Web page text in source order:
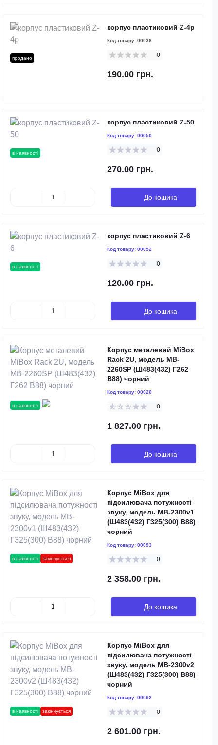
продано
корпус пластиковий Z-4p
Код товару: 00038
0
190.00 грн.
в наявності
корпус пластиковий Z-50
Код товару: 00050
0
270.00 грн.
До кошика
в наявності
корпус пластиковий Z-6
Код товару: 00052
0
120.00 грн.
До кошика
в наявності
Корпус металевий MiBox
Rack 2U, модель MB-
2260SP (Ш483(432) Г262
В88) чорний
Код товару: 00020
0
1 827.00 грн.
До кошика
в наявності закінчується
Корпус MiBox для
підсилювача потужності
звуку, модель MB-2300v1
(Ш483(432) Г325(300) В88)
чорний
Код товару: 00093
0
2 358.00 грн.
До кошика
в наявності закінчується
Корпус MiBox для
підсилювача потужності
звуку, модель MB-2300v2
(Ш483(432) Г325(300) В88)
чорний
Код товару: 00092
0
2 601.00 грн.